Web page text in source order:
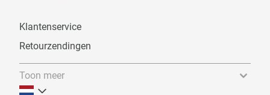
Klantenservice
Retourzendingen
Toon meer